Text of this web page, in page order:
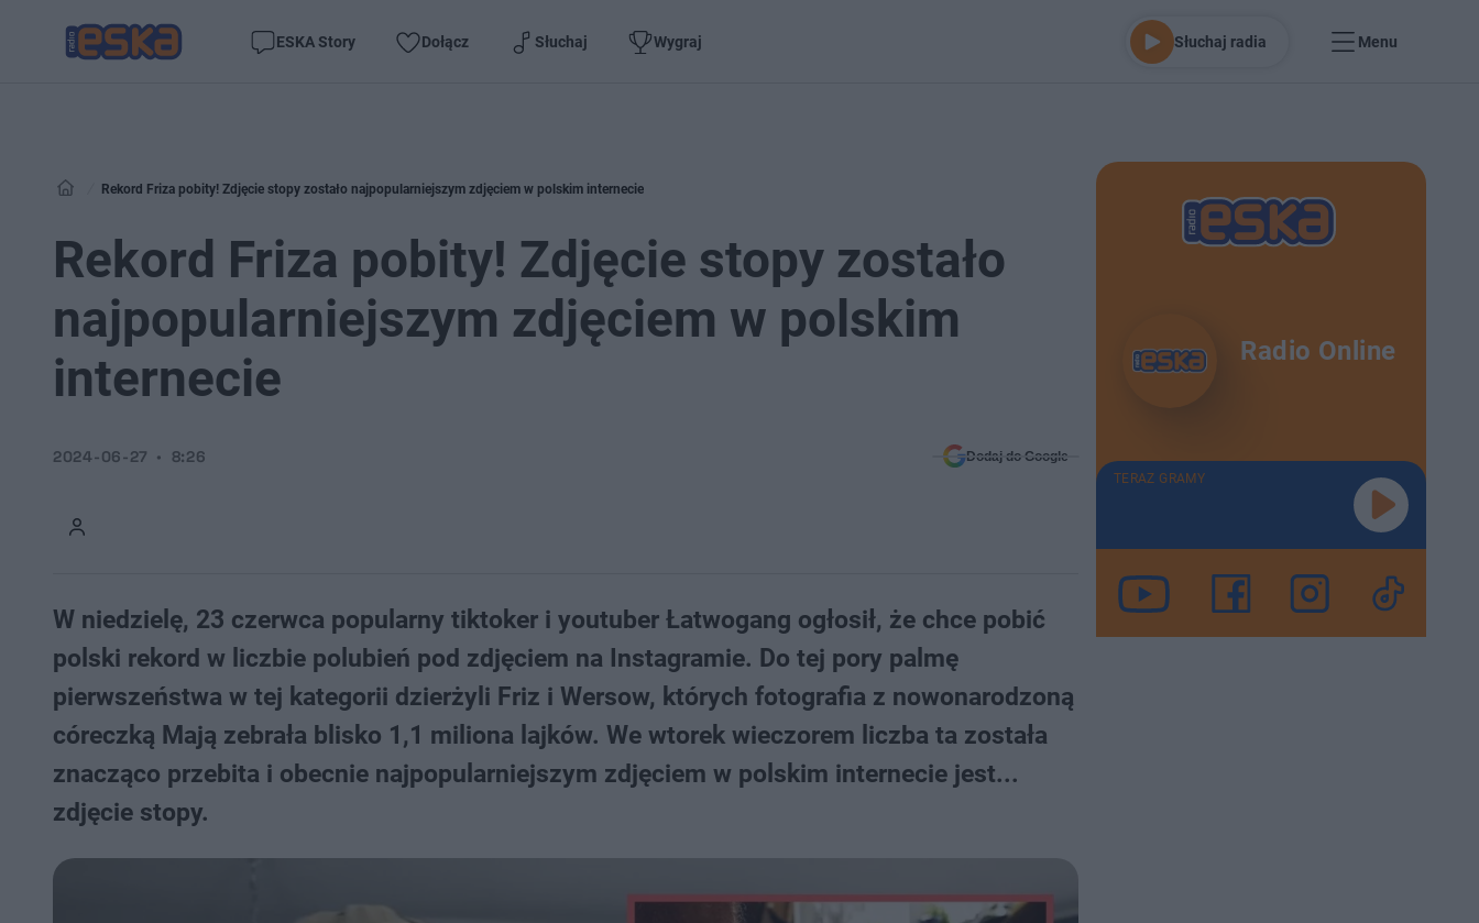
ESKA Story Dołącz Słuchaj Wygraj Słuchaj radia Menu
Rekord Friza pobity! Zdjęcie stopy zostało najpopularniejszym zdjęciem w polskim internecie
Rekord Friza pobity! Zdjęcie stopy zostało
najpopularniejszym zdjęciem w polskim
internecie
2024-06-27 8:26 Dodaj do Google
W niedzielę, 23 czerwca popularny tiktoker i youtuber Łatwogang ogłosił, że chce pobić
polski rekord w liczbie polubień pod zdjęciem na Instagramie. Do tej pory palmę
pierwszeństwa w tej kategorii dzierżyli Friz i Wersow, których fotografia z nowonarodzoną
córeczką Mają zebrała blisko 1,1 miliona lajków. We wtorek wieczorem liczba ta została
znacząco przebita i obecnie najpopularniejszym zdjęciem w polskim internecie jest...
zdjęcie stopy.
Radio Online
TERAZ GRAMY